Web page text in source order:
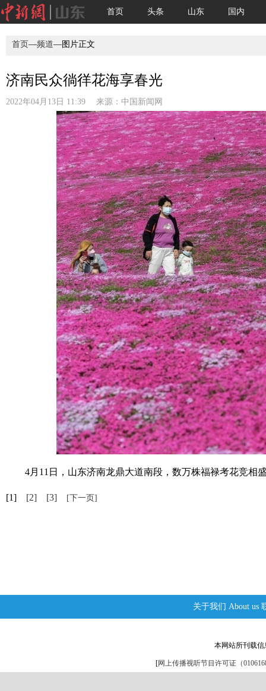
首页 头条 山东 国内
首页—频道—图片正文
济南民众徜徉花海享春光
2022年04月13日 11:39 来源： 中国新闻网
4月11日，山东济南龙鼎大道南段，数万株福禄考花竞相
[1] [2] [3] [下一页]
关于我们 About us
本网站所刊载
[网上传播视听节目许可证（